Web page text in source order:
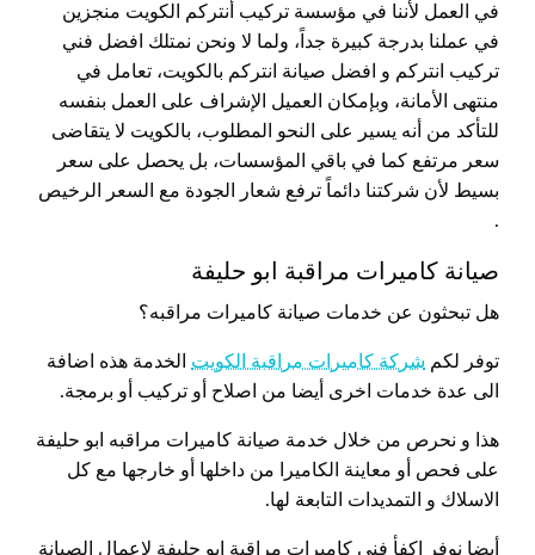
في العمل لأننا في مؤسسة تركيب أنتركم الكويت منجزين
في عملنا بدرجة كبيرة جداً، ولما لا ونحن نمتلك افضل فني
تركيب انتركم و افضل صيانة انتركم بالكويت، تعامل في
منتهى الأمانة، وبإمكان العميل الإشراف على العمل بنفسه
للتأكد من أنه يسير على النحو المطلوب، بالكويت لا يتقاضى
سعر مرتفع كما في باقي المؤسسات، بل يحصل على سعر
بسيط لأن شركتنا دائماً ترفع شعار الجودة مع السعر الرخيص
.
صيانة كاميرات مراقبة ابو حليفة
هل تبحثون عن خدمات صيانة كاميرات مراقبه؟
توفر لكم شركة كاميرات مراقبة الكويت الخدمة هذه اضافة
الى عدة خدمات اخرى أيضا من اصلاح أو تركيب أو برمجة.
هذا و نحرص من خلال خدمة صيانة كاميرات مراقبه ابو حليفة
على فحص أو معاينة الكاميرا من داخلها أو خارجها مع كل
الاسلاك و التمديدات التابعة لها.
أيضا نوفر اكفأ فني كاميرات مراقبة ابو حليفة لاعمال الصيانة